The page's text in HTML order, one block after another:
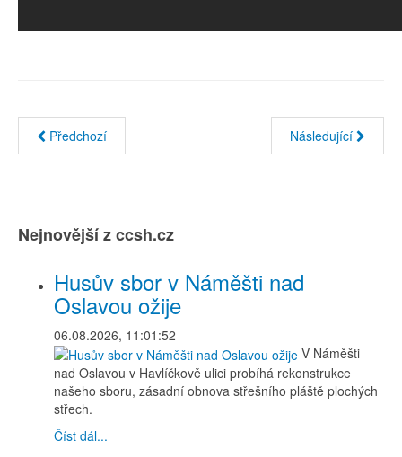
Předchozí Následující
Nejnovější z ccsh.cz
Husův sbor v Náměšti nad
Oslavou ožije
06.08.2026, 11:01:52
V Náměšti
nad Oslavou v Havlíčkově ulici probíhá rekonstrukce
našeho sboru, zásadní obnova střešního pláště plochých
střech.
Číst dál...